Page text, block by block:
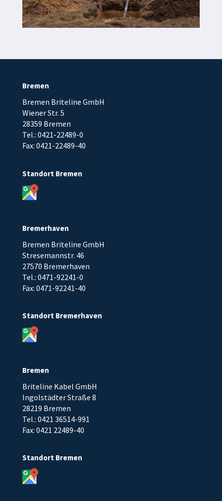
Bremen
Bremen Briteline GmbH
Wiener Str. 5
28359 Bremen
Tel.: 0421-22489-0
Fax: 0421-22489-40
Standort Bremen
Bremerhaven
Bremen Briteline GmbH
Stresemannstr. 46
27570 Bremerhaven
Tel.: 0471-92241-0
Fax: 0471-92241-40
Standort Bremerhaven
Bremen
Briteline Kabel GmbH
Ingolstädter Straße 8
28219 Bremen
Tel.: 0421 36514-991
Fax: 0421 22489-40
Standort Bremen